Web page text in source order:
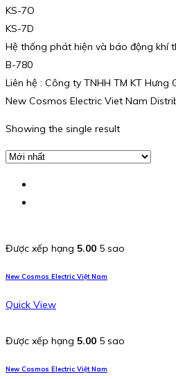
KS-7O
KS-7D
Hệ thống phát hiện và báo động khí
B-780
Liên hệ : Công ty TNHH TM KT
New Cosmos Electric Viet Nam
Showing the single result
Được xếp hạng 5.00 5 sao
New Cosmos Electric Việt Nam
Quick View
Được xếp hạng 5.00 5 sao
New Cosmos Electric Việt Nam